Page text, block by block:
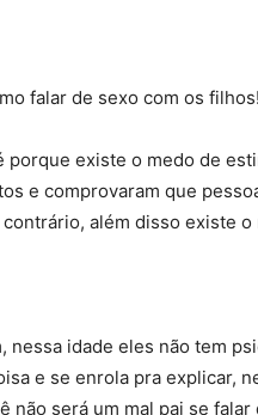
falar de sexo com os
existe o medo de
e comprovaram que
além disso existe
idade eles não tem
e se enrola pra explicar,
será um mal pai se